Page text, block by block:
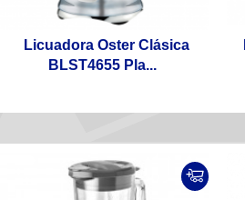
Licuadora Oster Clásica
BLST4655 Pla...